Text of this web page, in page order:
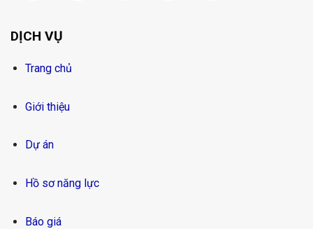
DỊCH VỤ
Trang chủ
Giới thiệu
Dự án
Hồ sơ năng lực
Báo giá